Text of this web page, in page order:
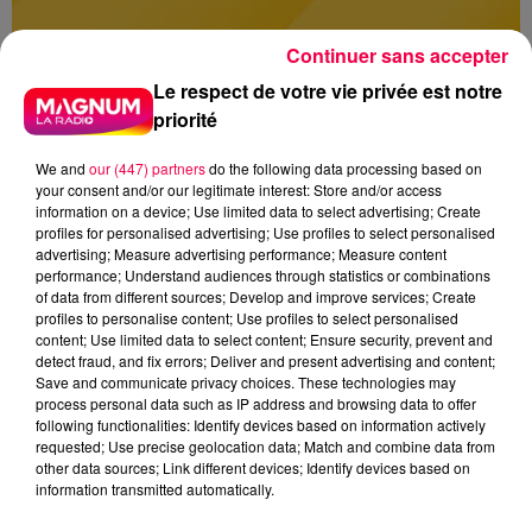
podcasts/2023/10/astro-311023.mp3
Le respect de votre vie privée est notre
priorité
We and our (447) partnersdo the following data processing based on
your consent and/or our legitimate interest: Store and/or access
information on a device; Use limited data to select advertising; Create
profiles for personalised advertising; Use profiles to select personalised
advertising; Measure advertising performance; Measure content
performance; Understand audiences through statistics or combinations
of data from different sources; Develop and improve services; Create
profiles to personalise content; Use profiles to select personalised
content; Use limited data to select content; Ensure security, prevent and
detect fraud, and fix errors; Deliver and present advertising and content;
Save and communicate privacy choices. These technologies may
process personal data such as IP address and browsing data to offer
following functionalities: Identify devices based on information actively
requested; Use precise geolocation data; Match and combine data from
other data sources; Link different devices; Identify devices based on
information transmitted automatically.
Continuer sans accepter